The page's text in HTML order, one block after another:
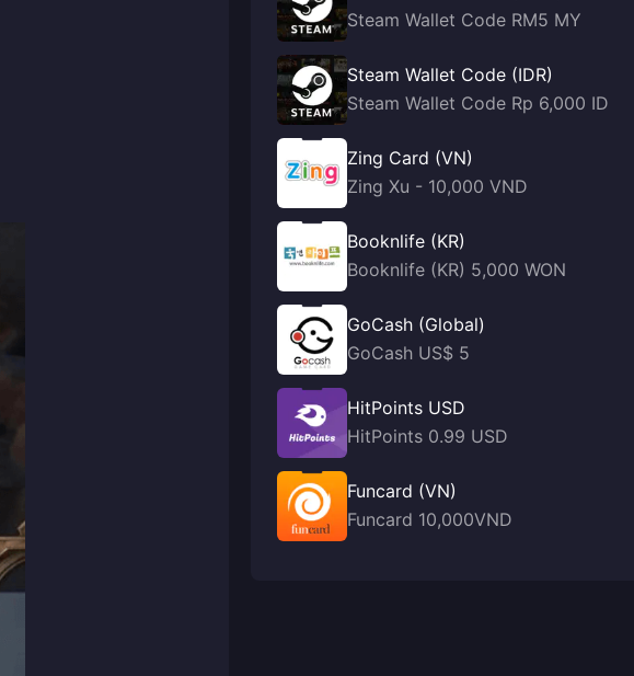
Steam Wallet Code RM5 MY
Steam Wallet Code (IDR)
Steam Wallet Code Rp 6,000 ID
Zing Card (VN)
Zing Xu - 10,000 VND
Booknlife (KR)
Booknlife (KR) 5,000 WON
GoCash (Global)
GoCash US$ 5
HitPoints USD
HitPoints 0.99 USD
Funcard (VN)
Funcard 10,000VND